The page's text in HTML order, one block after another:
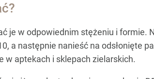
je w odpowiednim stężeniu i formie.
a następnie nanieść na odsłonięte
aptekach i sklepach zielarskich.